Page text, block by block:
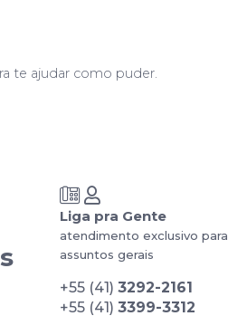
te ajudar como puder.
Liga pra Gente
atendimento exclusivo para
assuntos gerais
+55 (41) 3292-2161
+55 (41) 3399-3312